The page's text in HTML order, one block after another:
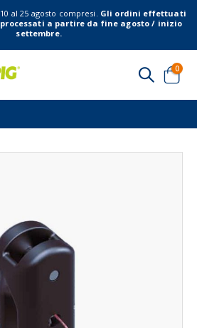
al 25 agosto compresi. Gli ordini effettuati
a partire da fine agosto / inizio
settembre.
Cart
0